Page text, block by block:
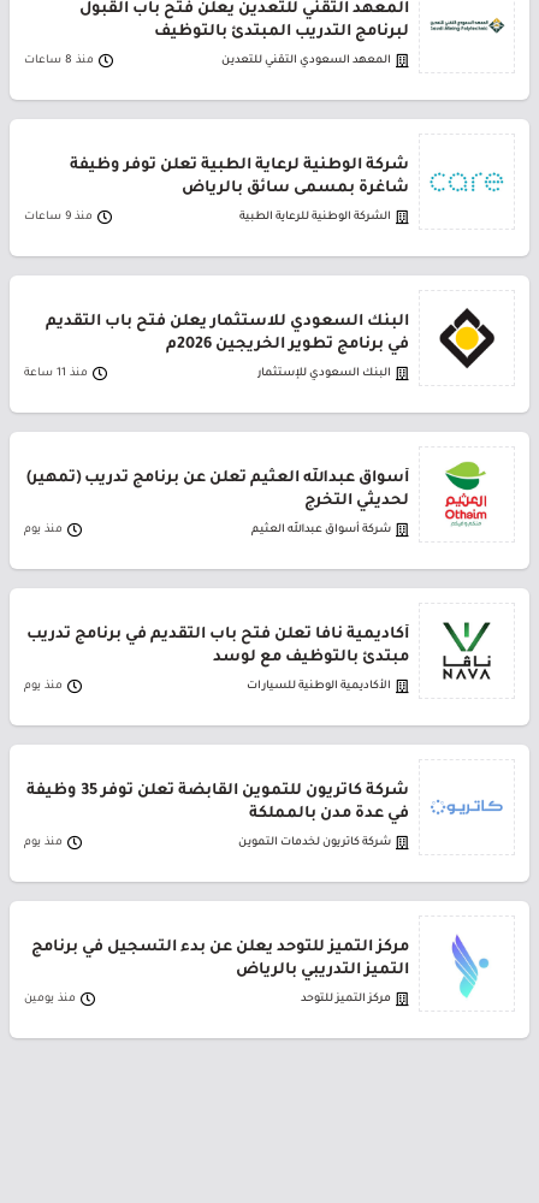
المعهد التقني للتعدين يعلن فتح باب القبول
لبرنامج التدريب المبتدئ بالتوظيف
المعهد السعودي التقني للتعدين منذ 8 ساعات
شركة الوطنية لرعاية الطبية تعلن توفر وظيفة
شاغرة بمسمى سائق بالرياض
الشركة الوطنية للرعاية الطبية منذ 9 ساعات
البنك السعودي للاستثمار يعلن فتح باب التقديم
في برنامج تطوير الخريجين 2026م
البنك السعودي للإستثمار منذ 11 ساعة
أسواق عبدالله العثيم تعلن عن برنامج تدريب (تمهير)
لحديثي التخرج
شركة أسواق عبدالله العثيم منذ يوم
أكاديمية نافا تعلن فتح باب التقديم في برنامج تدريب
مبتدئ بالتوظيف مع لوسد
الأكاديمية الوطنية للسيارات منذ يوم
شركة كاتريون للتموين القابضة تعلن توفر 35 وظيفة
في عدة مدن بالمملكة
شركة كاتريون لخدمات التموين منذ يوم
مركز التميز للتوحد يعلن عن بدء التسجيل في برنامج
التميز التدريبي بالرياض
مركز التميز للتوحد منذ يومين